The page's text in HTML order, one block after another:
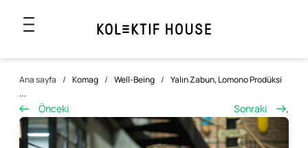
Ana sayfa / Komag / Well-Being / Yalın Zabun, Lomono Prodüksi
...
Önceki Sonraki ,